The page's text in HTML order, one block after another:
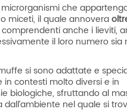
che
miceti, il quale annovera
anche i lieviti,
il loro numero sia
si sono adattate e
in contesti molto diversi e in
biologiche, sfruttando al
nel quale si